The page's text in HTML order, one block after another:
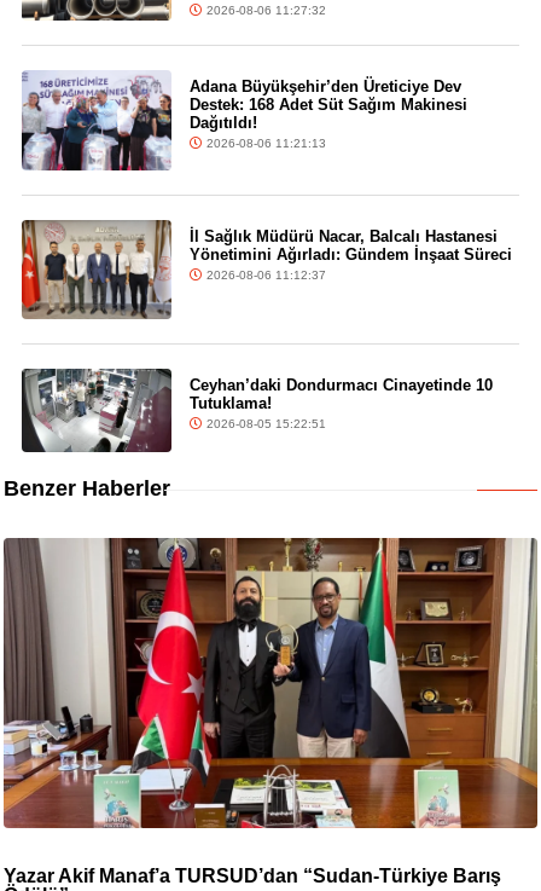
2026-08-06 11:27:32
Adana Büyükşehir’den Üreticiye Dev
Destek: 168 Adet Süt Sağım Makinesi
Dağıtıldı!
2026-08-06 11:21:13
İl Sağlık Müdürü Nacar, Balcalı Hastanesi
Yönetimini Ağırladı: Gündem İnşaat Süreci
2026-08-06 11:12:37
Ceyhan’daki Dondurmacı Cinayetinde 10
Tutuklama!
2026-08-05 15:22:51
Benzer Haberler
Yazar Akif Manaf’a TURSUD’dan “Sudan-Türkiye Barış